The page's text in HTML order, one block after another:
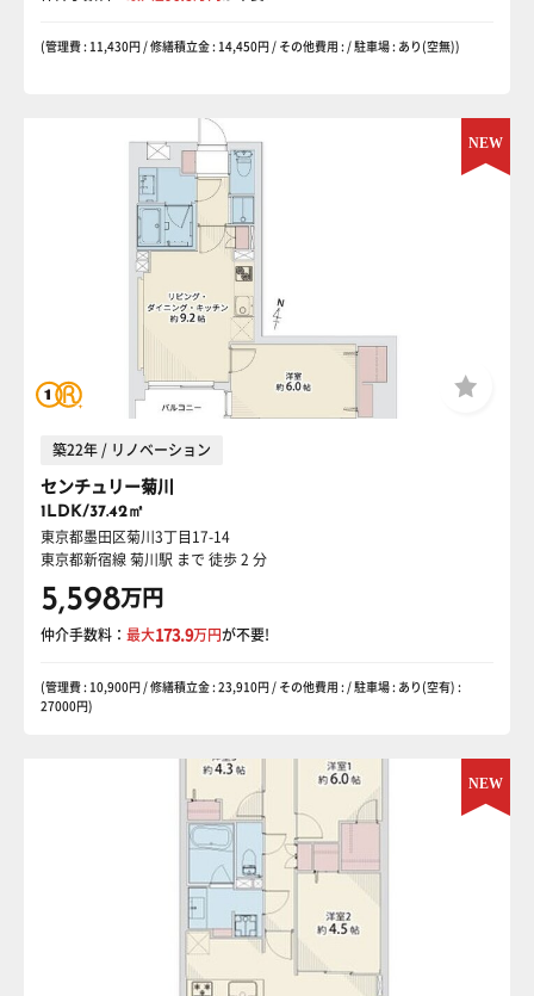
(管理費 : 11,430円 / 修繕積立金 : 14,450円 / その他費用 : / 駐車場 : あり(空無))
築22年 / リノベーション
センチュリー菊川
1LDK/37.42㎡
東京都墨田区菊川3丁目17-14
東京都新宿線 菊川駅 まで 徒歩 2 分
5,598万円
仲介手数料： 最大173.9万円が不要!
(管理費 : 10,900円 / 修繕積立金 : 23,910円 / その他費用 : / 駐車場 : あり(空有) :
27000円)